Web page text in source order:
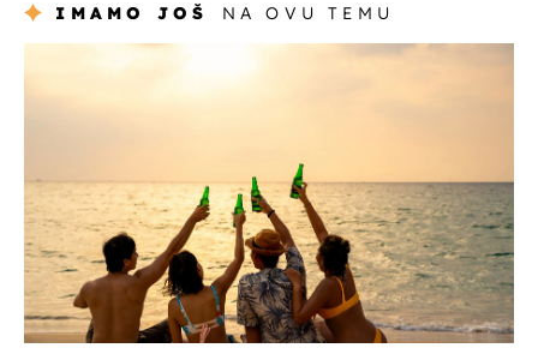
IMAMO JOŠ NA OVU TEMU